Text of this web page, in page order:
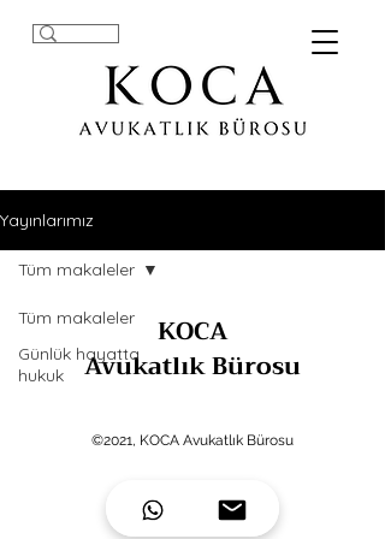
Yayınlarımız
Tüm makaleler
Günlük hayatta
hukuk
Tüm makaleler
KOCA
Avukatlık Bürosu
©2021, KOCA Avukatlık Bürosu